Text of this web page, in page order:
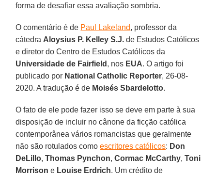
forma de desafiar essa avaliação sombria.
O comentário é de Paul Lakeland, professor da
cátedra Aloysius P. Kelley S.J. de Estudos Católicos
e diretor do Centro de Estudos Católicos da
Universidade de Fairfield , nos EUA. O artigo foi
publicado por National Catholic Reporter, 26-08-
2020. A tradução é de Moisés Sbardelotto.
O fato de ele pode fazer isso se deve em parte à sua
disposição de incluir no cânone da ficção católica
contemporânea vários romancistas que geralmente
não são rotulados comoescritores católicos: Don
DeLillo,Thomas Pynchon,Cormac McCarthy,Toni
Morrison e Louise Erdrich. Um crédito de